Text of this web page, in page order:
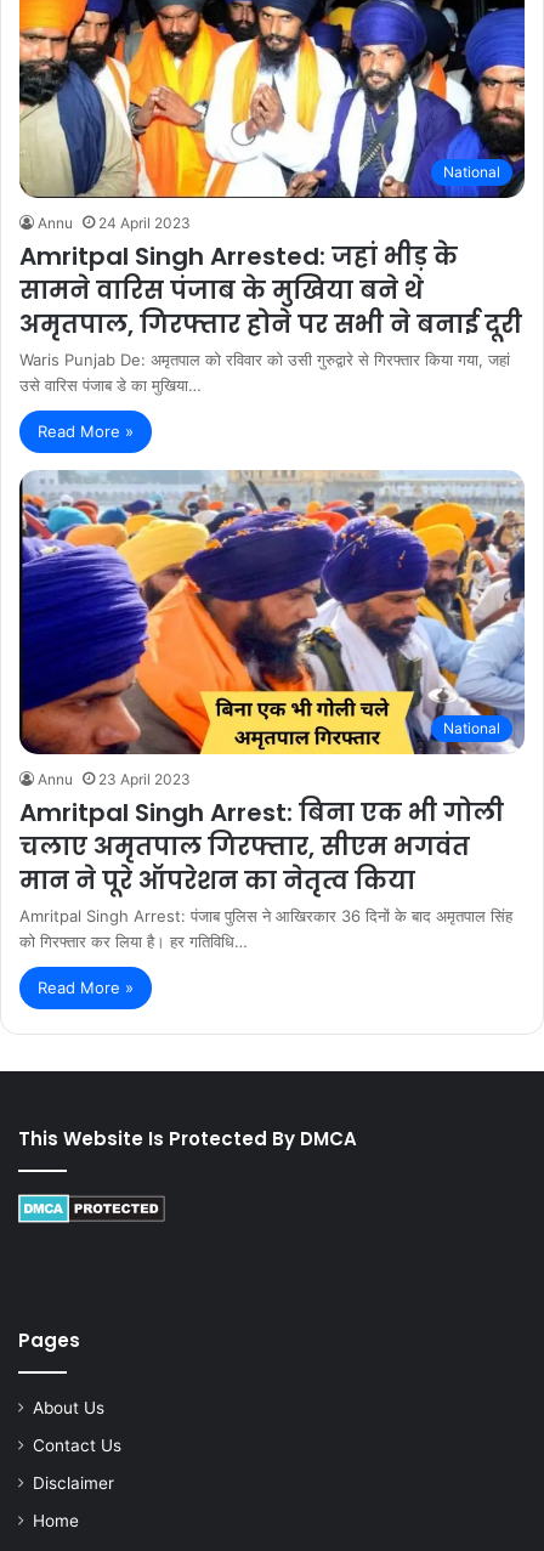
National
Annu 24 April 2023
Amritpal Singh Arrested: जहां भीड़ के
सामने वारिस पंजाब के मुखिया बने थे
अमृतपाल, गिरफ्तार होने पर सभी ने बनाई दूरी
Waris Punjab De: अमृतपाल को रविवार को उसी गुरुद्वारे से गिरफ्तार किया गया, जहां
उसे वारिस पंजाब डे का मुखिया…
Read More »
National
Annu 23 April 2023
Amritpal Singh Arrest: बिना एक भी गोली
चलाए अमृतपाल गिरफ्तार, सीएम भगवंत
मान ने पूरे ऑपरेशन का नेतृत्व किया
Amritpal Singh Arrest: पंजाब पुलिस ने आखिरकार 36 दिनों के बाद अमृतपाल सिंह
को गिरफ्तार कर लिया है। हर गतिविधि…
Read More »
This Website Is Protected By DMCA
Pages
About Us
Contact Us
Disclaimer
Home